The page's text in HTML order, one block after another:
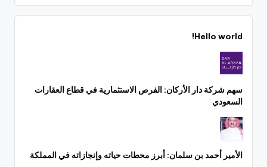
Hello world!
سهم شركة دار الأركان: الفرص الاستثمارية في قطاع العقارات
السعودي
الأمير أحمد بن سلمان: أبرز محطات حياته وإنجازاته في المملكة